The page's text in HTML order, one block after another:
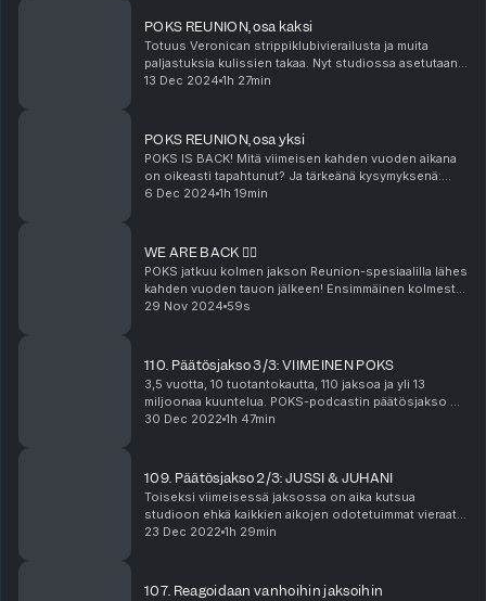
POKS REUNION, osa kaksi
Totuus Veronican strippiklubivierailusta ja muita
paljastuksia kulissien takaa. Nyt studiossa asetutaan
tärkeiden aiheiden äärelle! Veronica on vihdoin
13 Dec 2024 1h 27min
POKS REUNION, osa yksi
POKS IS BACK! Mitä viimeisen kahden vuoden aikana
on oikeasti tapahtunut? Ja tärkeänä kysymyksenä:
mites Sitan nuorempaakin nuorempi Pappa voi?
6 Dec 2024 1h 19min
WE ARE BACK ❤️‍🔥
POKS jatkuu kolmen jakson Reunion-spesiaalilla lähes
kahden vuoden tauon jälkeen! Ensimmäinen kolmesta
jaksosta poksahtaa ulos itsenäisyyspäivänä 6.12. Sita
29 Nov 2024 59s
110. Päätösjakso 3/3: VIIMEINEN POKS
3,5 vuotta, 10 tuotantokautta, 110 jaksoa ja yli 13
miljoonaa kuuntelua. POKS-podcastin päätösjakso on
perinteinen uudenvuoden-spesöl ei-niin-perinteisillä
30 Dec 2022 1h 47min
109. Päätösjakso 2/3: JUSSI & JUHANI
Toiseksi viimeisessä jaksossa on aika kutsua
studioon ehkä kaikkien aikojen odotetuimmat vieraat:
Juhani ja Jussi! Miehet paljastavat, miten Veronica ja
23 Dec 2022 1h 29min
107. Reagoidaan vanhoihin jaksoihin